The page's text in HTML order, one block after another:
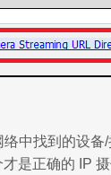
中找到的设
是正确的 IP